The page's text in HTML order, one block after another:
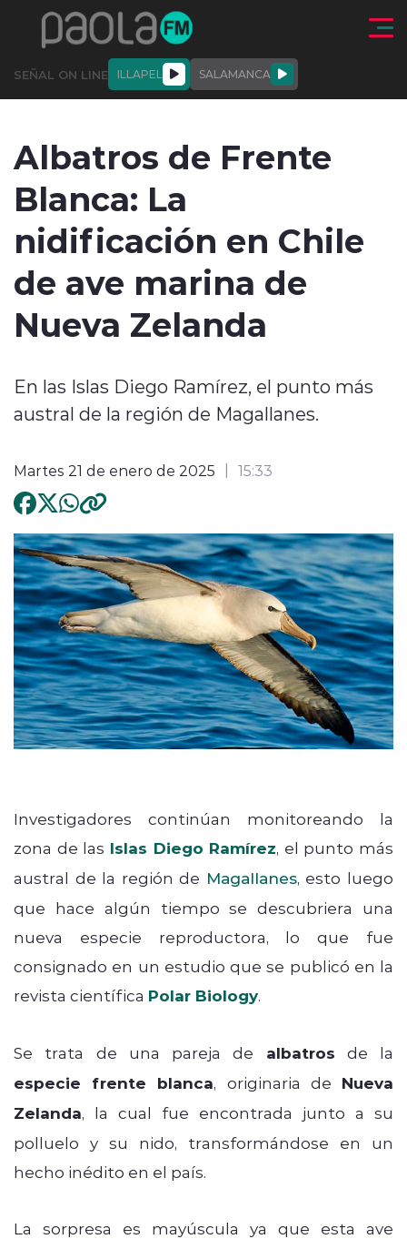
Click acá para ir directamente al contenido
SEÑAL ON LINE ILLAPEL SALAMANCA
modo claro
Albatros de Frente
Blanca: La
nidificación en Chile
de ave marina de
Nueva Zelanda
En las Islas Diego Ramírez, el punto más
austral de la región de Magallanes.
Martes 21 de enero de 2025 15:33
Investigadores continúan monitoreando la
zona de las Islas Diego Ramírez, el punto más
austral de la región de Magallanes, esto luego
que hace algún tiempo se descubriera una
nueva especie reproductora, lo que fue
consignado en un estudio que se publicó en la
revista científica Polar Biology.
Se trata de una pareja de albatros de la
especie frente blanca, originaria de Nueva
Zelanda, la cual fue encontrada junto a su
polluelo y su nido, transformándose en un
hecho inédito en el país.
La sorpresa es mayúscula ya que esta ave